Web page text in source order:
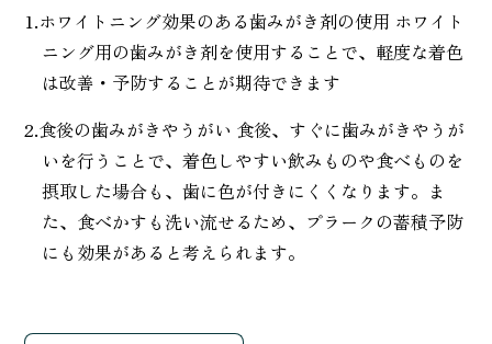
1.ホワイトニング効果のある歯みがき剤の使用 ホワイト
ニング用の歯みがき剤を使用することで、軽度な着色
は改善・予防することが期待できます
2.食後の歯みがきやうがい 食後、すぐに歯みがきやうが
いを行うことで、着色しやすい飲みものや食べものを
摂取した場合も、歯に色が付きにくくなります。ま
た、食べかすも洗い流せるため、プラークの蓄積予防
にも効果があると考えられます。